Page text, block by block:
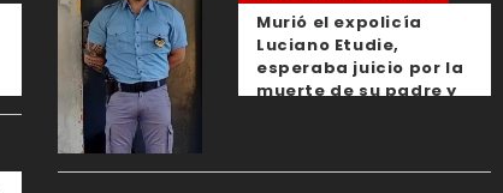
Murió el expolicía
Luciano Etudie,
esperaba juicio por la
muerte de su padre y